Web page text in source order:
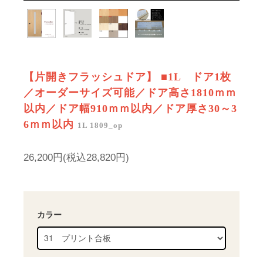
【片開きフラッシュドア】 ■1L ドア1枚
／オーダーサイズ可能／ドア高さ1810ｍｍ
以内／ドア幅910ｍｍ以内／ドア厚さ30～3
6ｍｍ以内
1L 1809_op
26,200円(税込28,820円)
カラー